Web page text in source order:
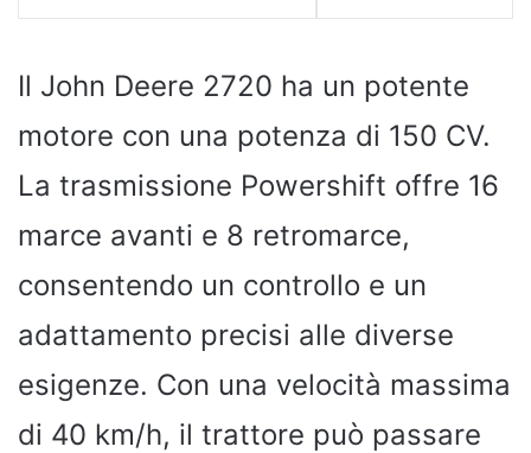
Il John Deere 2720 ha un potente
motore con una potenza di 150 CV.
La trasmissione Powershift offre 16
marce avanti e 8 retromarce,
consentendo un controllo e un
adattamento precisi alle diverse
esigenze. Con una velocità massima
di 40 km/h, il trattore può passare